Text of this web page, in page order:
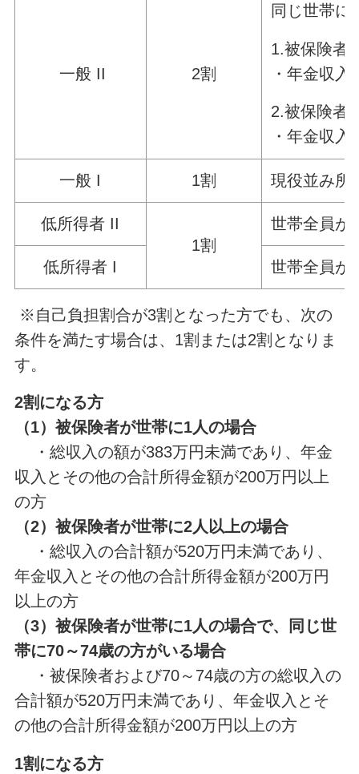
一般 II 2割
同じ世帯に
1.被保険者
・年金収
2.被保険者
・年金収
一般 I 1割 現役並み所
低所得者 II
1割
世帯全員が
低所得者 I 世帯全員が
※自己負担割合が3割となった方でも、次の
条件を満たす場合は、1割または2割となりま
す。
2割になる方
（1）被保険者が世帯に1人の場合
・総収入の額が383万円未満であり、年金
収入とその他の合計所得金額が200万円以上
の方
（2）被保険者が世帯に2人以上の場合
・総収入の合計額が520万円未満であり、
年金収入とその他の合計所得金額が200万円
以上の方
（3）被保険者が世帯に1人の場合で、同じ世
帯に70～74歳の方がいる場合
・被保険者および70～74歳の方の総収入の
合計額が520万円未満であり、年金収入とそ
の他の合計所得金額が200万円以上の方
1割になる方